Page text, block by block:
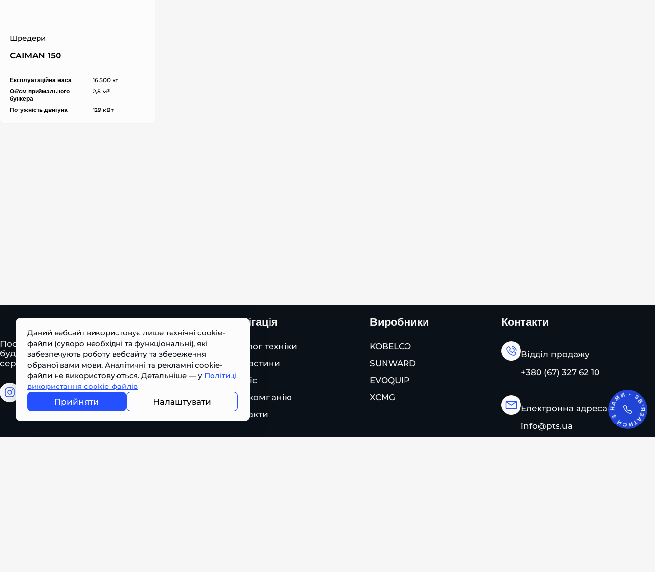
Шредери
CAIMAN 150
Експлуатаційна маса
16 500 кг
Об'єм приймального
бункера
2,5 м³
Потужність двигуна 129 кВт
На головну
Постачання гірничої та дорожньо-
будівельної спецтехніки, запчастин та
сервісних рішень по всій Україні
facebookfacebookyoutubetiktok
Навігація
Каталог техніки
Запчастини
Сервіс
Про компанію
Контакти
Виробники
KOBELCO
SUNWARD
EVOQUIP
XCMG
Контакти
Відділ продажу
+380 (67) 327 62 10
Електронна адреса
info@pts.ua
ЗВ'ЯЗАТИСЯ З НАМИ •
Даний вебсайт використовує лише технічні cookie-
файли (суворо необхідні та функціональні), які
забезпечують роботу вебсайту та збереження
обраної вами мови. Аналітичні та рекламні cookie-
файли не використовуються. Детальніше — у Політиці
використання cookie-файлів
Прийняти Налаштувати